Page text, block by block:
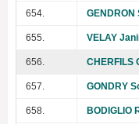
654. GENDRON
655. VELAY
656. CHERFILS
657. GONDRY
658. BODIGLIO